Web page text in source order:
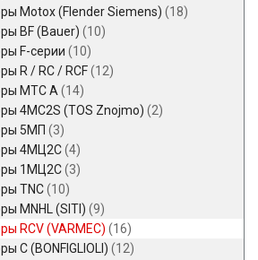
Motox (Flender Siemens) (18)
BF (Bauer) (10)
F-серии (10)
R / RC / RCF(12)
MTC A (14)
4MC2S (TOS Znojmo) (2)
5МП (3)
4МЦ2С(4)
1МЦ2С(3)
TNC(10)
MNHL (SITI) (9)
RCV (VARMEC) (16)
C (BONFIGLIOLI) (12)